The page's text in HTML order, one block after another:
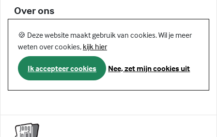
Over ons
Over deze site
Klachtenregeling
Privacy
🍪 Deze website maakt gebruik van cookies. Wil je meer
weten over cookies, kijk hier
Ik accepteer cookies Nee, zet mijn cookies uit